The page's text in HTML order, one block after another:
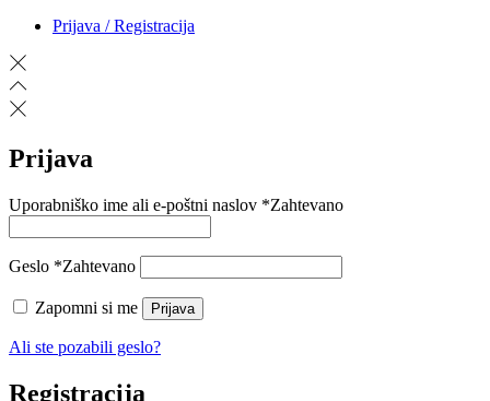
Prijava / Registracija
Prijava
Uporabniško ime ali e-poštni naslov *Zahtevano
Geslo *Zahtevano
Zapomni si me Prijava
Ali ste pozabili geslo?
Registracija